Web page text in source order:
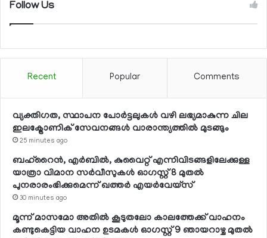
Follow Us
Recent Popular Comments
വ്യക്തിഗത, സ്ഥാപന പോര്‍ട്ടലുകള്‍ വഴി ലഭ്യമാകുന്ന ചില
ഇലക്ട്രോണിക് സേവനങ്ങള്‍ വാരാന്ത്യത്തില്‍ മുടങ്ങും
25 minutes ago
ബഹ്റൈന്‍, എര്‍ബില്‍, കുവൈറ്റ് എന്നിവിടങ്ങളിലേക്കുള്ള
യാത്രാ വിമാന സര്‍വീസുകള്‍ ഓഗസ്റ്റ് 8 മുതല്‍
പുനരാരംഭിക്കുമെന്ന് ഖത്തര്‍ എയര്‍വേയ്സ്
30 minutes ago
മൂന്ന് മാസമോ അതില്‍ കൂടുതലോ കാലത്തേക്ക് വാഹനം
കണ്ടുകെട്ടിയ വാഹന ഉടമകള്‍ ഓഗസ്റ്റ് 9 ഞായറാഴ്ച മുതല്‍